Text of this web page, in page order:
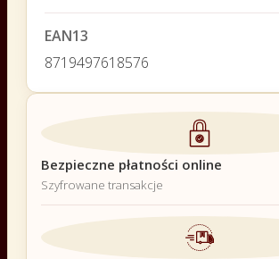
EAN13
8719497618576
Bezpieczne płatności online
Szyfrowane transakcje